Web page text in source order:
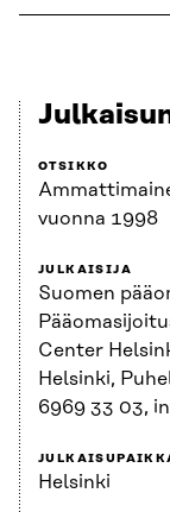
OTSIKKO
vuonna 1998
JULKAISIJA
Suomen
Center
Helsinki,
6969 33 03,
Helsinki